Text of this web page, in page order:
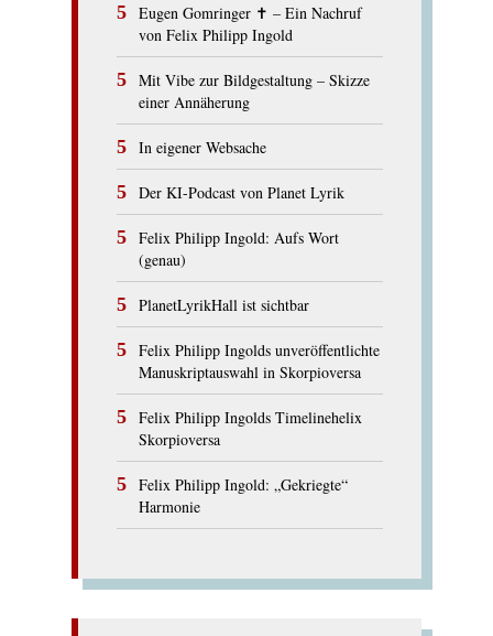
Eugen Gomringer ✝︎ – Ein Nachruf
von Felix Philipp Ingold
Mit Vibe zur Bildgestaltung – Skizze
einer Annäherung
In eigener Websache
Der KI-Podcast von Planet Lyrik
Felix Philipp Ingold: Aufs Wort
(genau)
PlanetLyrikHall ist sichtbar
Felix Philipp Ingolds unveröffentlichte
Manuskriptauswahl in Skorpioversa
Felix Philipp Ingolds Timelinehelix
Skorpioversa
Felix Philipp Ingold: „Gekriegte“
Harmonie